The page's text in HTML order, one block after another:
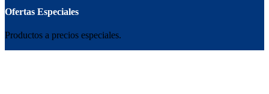
Ofertas Especiales
Productos a precios especiales.